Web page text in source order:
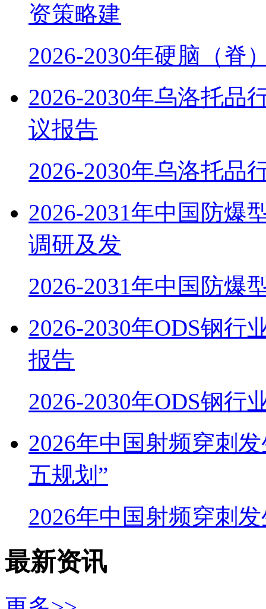
资策略建
2026-2030年硬脑（脊
2026-2030年乌洛托品
议报告
2026-2030年乌洛托品
2026-2031年中国防爆
调研及发
2026-2031年中国防爆
2026-2030年ODS钢行
报告
2026-2030年ODS钢行
2026年中国射频穿刺
五规划”
2026年中国射频穿刺
最新资讯